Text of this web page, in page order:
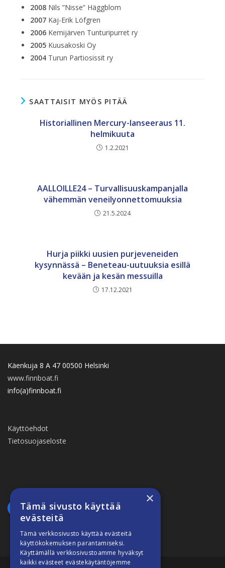
2008 Nils ”Nisse” Häggblom
2007 Kaj-Erik Löfgren
2006 Kemijärven Tunturipurret ry
2005 Kuusakoski Oy
2004 Turun Partiosissit ry
SAATTAISIT MYÖS PITÄÄ
Historiallinen Mercury-lanseeraus 11.
helmikuuta
1.2.2021
AALLOILLE24 – Turvallisuuskampanjalla
vähemmän veneilyonnettomuuksia
21.5.2024
Hurja piikki uusien purjeveneiden
kysynnässä – Beneteau-uutuuksia esillä
kevään ja kesän messuilla
17.12.2021
Käenkuja 8 A 47 00500 Helsinki
www.finnboat.fi
info(a)finnboat.fi
Käyttöehdot
Tietosuojaseloste
×
Tämä sivusto käyttää
evästeitä
Tämä verkkosivusto käyttää evästeitä
käyttökokemuksen parantamiseksi.
Käyttämällä verkkosivustoamme hyväksyt
kaikki evästeet evästekäytäntöjemme